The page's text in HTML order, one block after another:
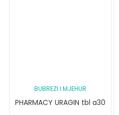
BUBREZI I MJEHUR
PHARMACY URAGIN tbl a30